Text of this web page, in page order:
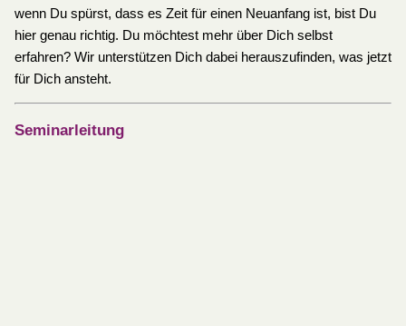
wenn Du spürst, dass es Zeit für einen Neuanfang ist, bist Du
hier genau richtig. Du möchtest mehr über Dich selbst
erfahren? Wir unterstützen Dich dabei herauszufinden, was jetzt
für Dich ansteht.
Seminarleitung